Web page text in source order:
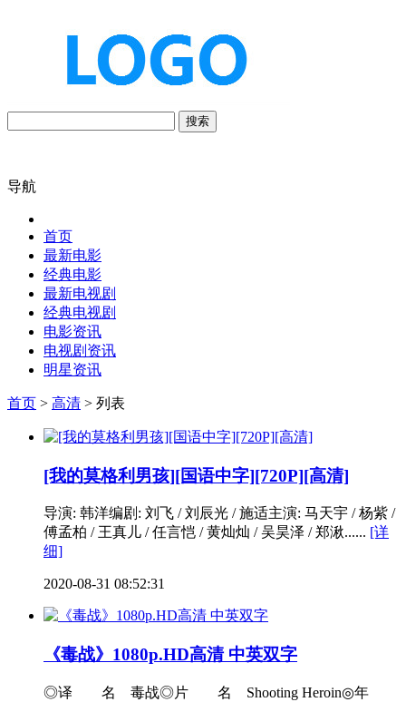
搜索
导航
首页
最新电影
经典电影
最新电视剧
经典电视剧
电影资讯
电视剧资讯
明星资讯
首页 > 高清 > 列表
[我的莫格利男孩][国语中字][720P][高清]
导演: 韩洋编剧: 刘飞 / 刘辰光 / 施适主演: 马天宇 / 杨紫 /
傅孟柏 / 王真儿 / 任言恺 / 黄灿灿 / 吴昊泽 / 郑湫...... [详
细]
2020-08-31 08:52:31
《毒战》1080p.HD高清 中英双字
◎译 名 毒战◎片 名 Shooting Heroin◎年